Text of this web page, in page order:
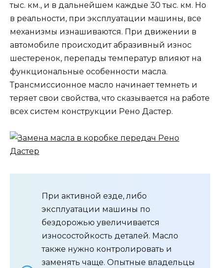
тыс. км., и в дальнейшем каждые 30 тыс. км. Но
в реальности, при эксплуатации машины, все
механизмы изнашиваются. При движении в
автомобиле происходит абразивный износ
шестеренок, перепады температур влияют на
функциональные особенности масла.
Трансмиссионное масло начинает темнеть и
теряет свои свойства, что сказывается на работе
всех систем конструкции Рено Дастер.
При активной езде, либо
эксплуатации машины по
бездорожью увеличивается
износостойкость деталей. Масло
также нужно контролировать и
заменять чаще. Опытные владельцы